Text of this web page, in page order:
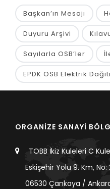
Başkan’ın Mesajı
Duyuru Arşivi
Sayılarla OSB’ler
EPDK OSB Elektrik
ORGANİZE SANAYİ
TOBB İkiz Kuleleri C
Eskişehir Yolu 9. Km,
06530 Çankaya /